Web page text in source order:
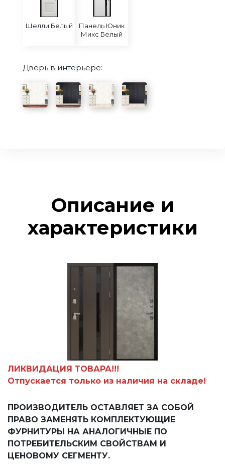
Шелли Белый
Панель Юник
Микс Белый
Дверь в интерьере:
Описание и
характеристики
ЛИКВИДАЦИЯ ТОВАРА!!!
Отпускается только из наличия на складе!
ПРОИЗВОДИТЕЛЬ ОСТАВЛЯЕТ ЗА СОБОЙ
ПРАВО ЗАМЕНЯТЬ КОМПЛЕКТУЮЩИЕ
ФУРНИТУРЫ НА АНАЛОГИЧНЫЕ ПО
ПОТРЕБИТЕЛЬСКИМ СВОЙСТВАМ И
ЦЕНОВОМУ СЕГМЕНТУ.